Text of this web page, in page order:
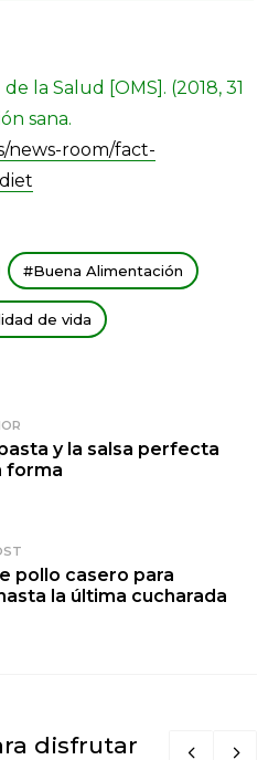
la Salud [OMS]. (2018, 31
sana.
news-room/fact-
Buena Alimentación
de vida
y la salsa perfecta
forma
pollo casero para
la última cucharada
disfrutar